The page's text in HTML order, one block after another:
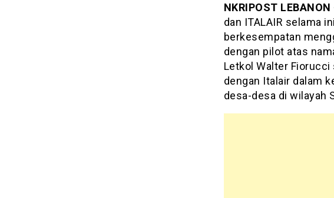
NKRIPOST LEBANON
dan ITALAIR selama
berkesempatan
dengan pilot atas
Letkol Walter Fiorucci
dengan Italair dalam
desa-desa di wilayah